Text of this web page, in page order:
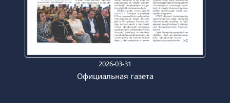
2026-03-31
Официальная газета